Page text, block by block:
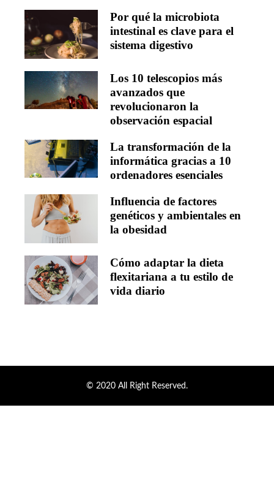
Por qué la microbiota
intestinal es clave para el
sistema digestivo
Los 10 telescopios más
avanzados que
revolucionaron la
observación espacial
La transformación de la
informática gracias a 10
ordenadores esenciales
Influencia de factores
genéticos y ambientales en
la obesidad
Cómo adaptar la dieta
flexitariana a tu estilo de
vida diario
© 2020 All Right Reserved.